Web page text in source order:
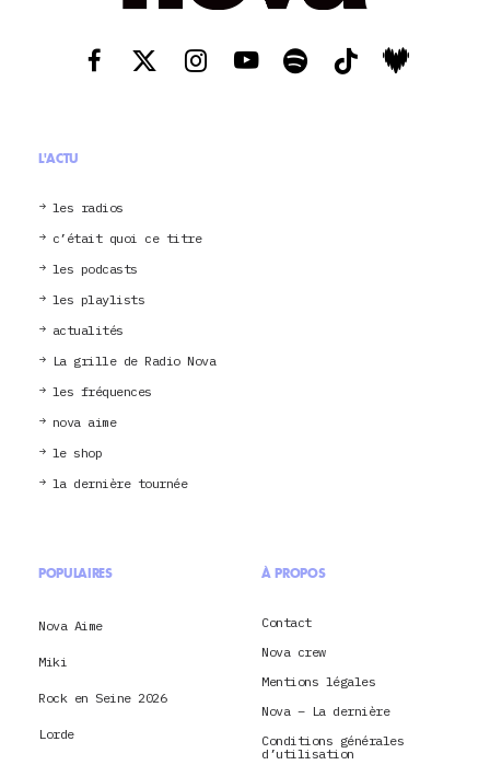
L'ACTU
les radios
c’était quoi ce titre
les podcasts
les playlists
actualités
La grille de Radio Nova
les fréquences
nova aime
le shop
la dernière tournée
POPULAIRES
Nova Aime
Miki
Rock en Seine 2026
Lorde
À PROPOS
Contact
Nova crew
Mentions légales
Nova – La dernière
Conditions générales
d’utilisation